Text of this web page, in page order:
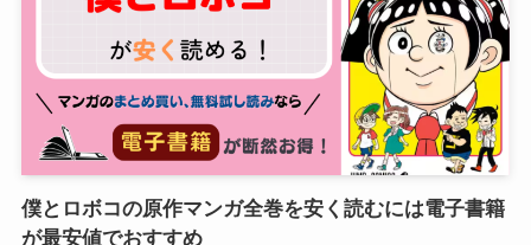
僕とロボコの原作マンガ全巻を安く読むには電子書籍
が最安値でおすすめ